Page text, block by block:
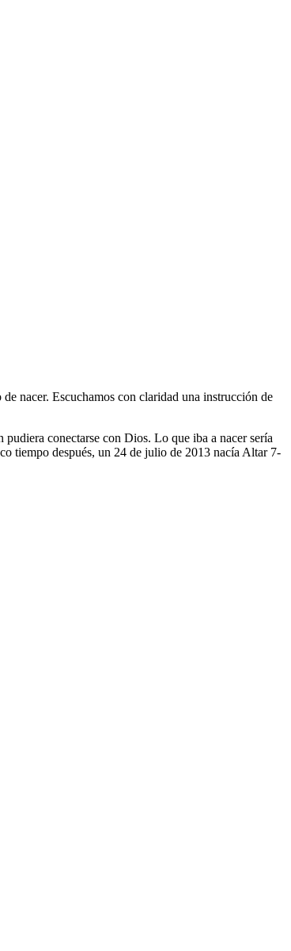
nacer. Escuchamos con claridad una instrucción de
conectarse con Dios. Lo que iba a nacer sería
tiempo después, un 24 de julio de 2013 nacía Altar 7-